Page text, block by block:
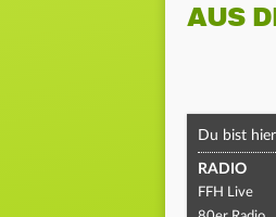
AUS
Du bist
RADIO
FFH Live